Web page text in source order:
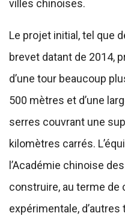
villes chinoises.
Le projet initial, tel que
brevet datant de 2014,
d’une tour beaucoup
500 mètres et d’une
serres couvrant une
kilomètres carrés.
l’Académie chinoise
construire, au terme de
expérimentale,